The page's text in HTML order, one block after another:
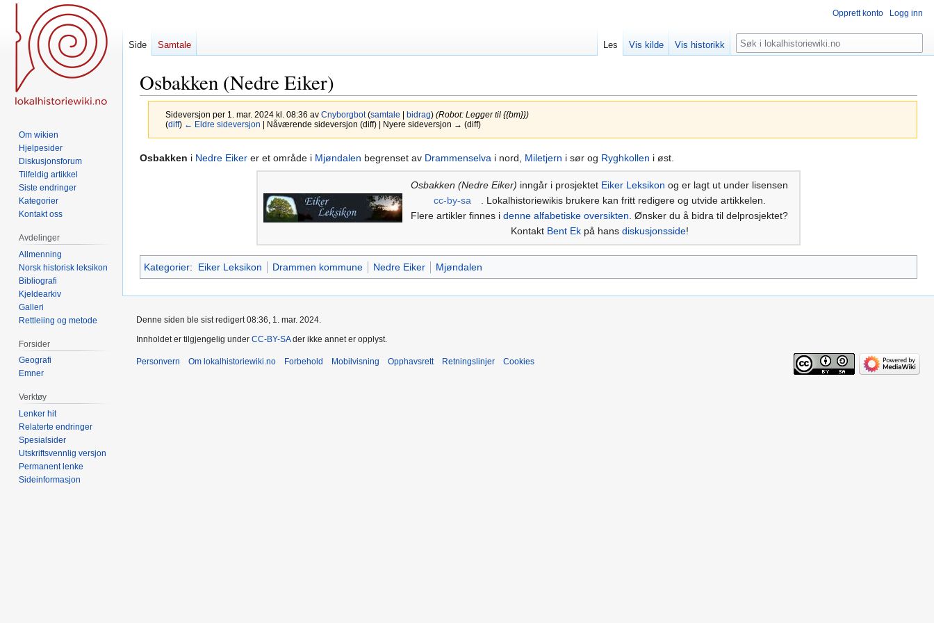
Osbakken (Nedre Eiker)
Sideversjon per 1. mar. 2024 kl. 08:36 av Cnyborgbot (samtale bidrag) (Robot: Legger til {{bm}})
(diff) ← Eldre sideversjon | Nåværende sideversjon (diff) | Nyere sideversjon → (diff)
Hopp
Hopp
Osbakken i Nedre Eiker er et område i Mjøndalen begrenset av Drammenselva i nord, Miletjern i sør og Ryghkollen i øst.
Osbakken (Nedre Eiker) inngår i prosjektet Eiker Leksikon og er lagt ut under lisensen
cc-by-sa
. Lokalhistoriewikis brukere kan fritt redigere og utvide artikkelen.
Flere artikler finnes i denne alfabetiske oversikten . Ønsker du å bidra til delprosjektet?
Kontakt Bent Ekpå hans diskusjonsside!
Kategorier: Eiker Leksikon Drammen kommune Nedre Eiker Mjøndalen
Opprett konto Logg inn
Side Samtale Les Vis kilde Vis historikk Søk
Om wikien
Hjelpesider
Diskusjonsforum
Tilfeldig artikkel
Siste endringer
Kategorier
Kontakt oss
Avdelinger
Allmenning
Norsk historisk leksikon
Bibliografi
Kjeldearkiv
Galleri
Rettleiing og metode
Forsider
Geografi
Emner
Verktøy
Lenker hit
Relaterte endringer
Spesialsider
Utskriftsvennlig versjon
Permanent lenke
Sideinformasjon
Denne siden ble sist redigert 08:36, 1. mar. 2024.
Innholdet er tilgjengelig under CC-BY-SAder ikke annet er opplyst.
Personvern Om lokalhistoriewiki.no Forbehold Mobilvisning Opphavsrett Retningslinjer Cookies